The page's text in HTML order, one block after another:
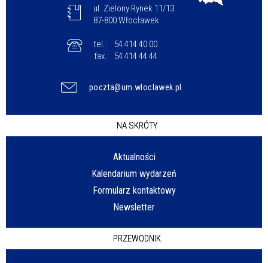
ul. Zielony Rynek 11/13
87-800 Włocławek
tel.:
54 414 40 00
fax.:
54 414 44 44
poczta@um.wloclawek.pl
NA SKRÓTY
Aktualności
Kalendarium wydarzeń
Formularz kontaktowy
Newsletter
PRZEWODNIK